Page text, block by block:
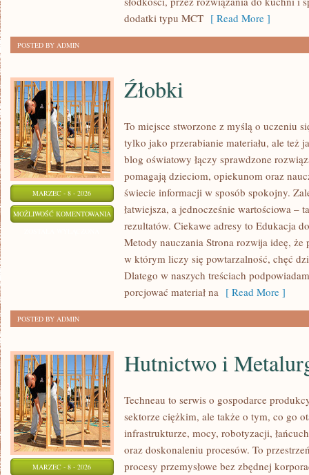
dodatki typu MCT [ Read More ]
POSTED BY ADMIN
MARZEC - 8 - 2026
MOŻLIWOŚĆ KOMENTOWANIA ŹŁOBKI
Źłobki
To miejsce stworzone z myślą o uczeniu
tylko jako przerabianie materiału, ale też
blog oświatowy łączy sprawdzone
pomagają dzieciom, opiekunom oraz
świecie informacji w sposób spokojny.
łatwiejsza, a jednocześnie wartościowa –
rezultatów. Ciekawe adresy to Edukacja
Metody nauczania Strona rozwija ideę,
w którym liczy się powtarzalność, chęć
Dlatego w naszych treściach
porcjować materiał na [ Read More ]
POSTED BY ADMIN
MARZEC - 8 - 2026
Hutnictwo i
Techneau to serwis o gospodarce
sektorze ciężkim, ale także o tym, co go
infrastrukturze, mocy, robotyzacji,
oraz doskonaleniu procesów. To
procesy przemysłowe bez zbędnej